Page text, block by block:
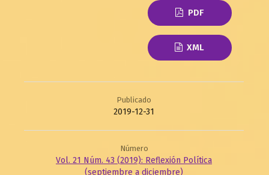
PDF
XML
Publicado
2019-12-31
Número
Vol. 21 Núm. 43 (2019): Reflexión Política
(septiembre a diciembre)